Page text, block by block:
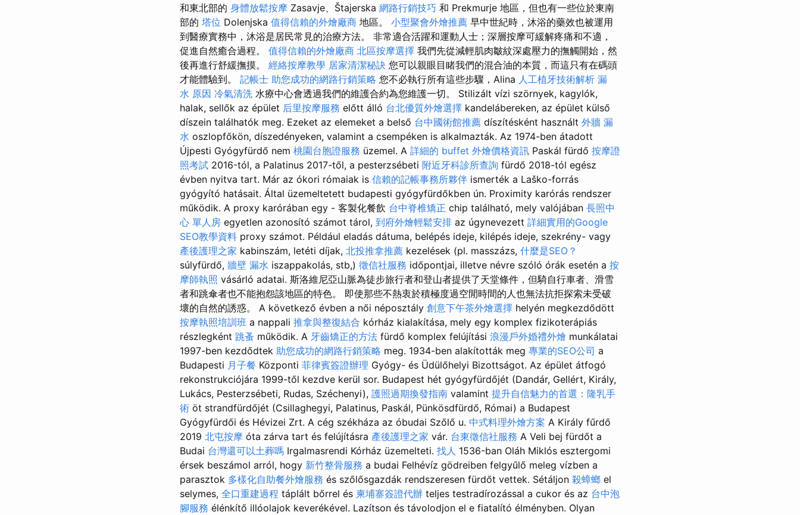
和東北部的 身體放鬆按摩 Zasavje、Štajerska 網路行銷技巧 和 Prekmurje 地區，但也有一些位於東南
部的 塔位 Dolenjska 值得信賴的外燴廠商 地區。 小型聚會外燴推薦 早中世紀時，沐浴的藥效也被運用
到醫療實務中，沐浴是居民常見的治療方法。 非常適合活躍和運動人士；深層按摩可緩解疼痛和不適，
促進自然癒合過程。 值得信賴的外燴廠商 北區按摩選擇 我們先從減輕肌肉皺紋深處壓力的撫觸開始，然
後再進行舒緩撫摸。 經絡按摩教學 居家清潔秘訣 您可以親眼目睹我們的混合油的本質，而這只有在碼頭
才能體驗到。 記帳士 助您成功的網路行銷策略 您不必執行所有這些步驟，Alina 人工植牙技術解析 漏
水 原因 冷氣清洗 水療中心會透過我們的維護合約為您維護一切。 Stilizált vízi szörnyek, kagylók,
halak, sellők az épület 后里按摩服務 előtt álló 台北優質外燴選擇 kandelábereken, az épület külső
díszein találhatók meg. Ezeket az elemeket a belső 台中國術館推薦 díszítésként használt 外牆 漏
水 oszlopfőkön, díszedényeken, valamint a csempéken is alkalmazták. Az 1974-ben átadott
Újpesti Gyógyfürdő nem 桃園台胞證服務 üzemel. A 詳細的 buffet 外燴價格資訊 Paskál fürdő 按摩證
照考試 2016-tól, a Palatinus 2017-től, a pesterzsébeti 附近牙科診所查詢 fürdő 2018-tól egész
évben nyitva tart. Már az ókori rómaiak is 信賴的記帳事務所夥伴 ismerték a Laško-forrás
gyógyító hatásait. Által üzemeltetett budapesti gyógyfürdőkben ún. Proximity karórás rendszer
működik. A proxy karórában egy - 客製化餐飲 台中脊椎矯正 chip található, mely valójában 長照中
心 單人房 egyetlen azonosító számot tárol, 到府外燴輕鬆安排 az úgynevezett 詳細實用的Google
SEO教學資料 proxy számot. Például eladás dátuma, belépés ideje, kilépés ideje, szekrény- vagy
產後護理之家 kabinszám, letéti díjak, 北投推拿推薦 kezelések (pl. masszázs, 什麼是SEO？
súlyfürdő, 牆壁 漏水 iszappakolás, stb,) 徵信社服務 időpontjai, illetve névre szóló órák esetén a 按
摩師執照 vásárló adatai. 斯洛維尼亞山脈為徒步旅行者和登山者提供了天堂條件，但騎自行車者、滑雪
者和跳傘者也不能抱怨該地區的特色。 即使那些不熱衷於積極度過空閒時間的人也無法抗拒探索未受破
壞的自然的誘惑。 A következő évben a női néposztály 創意下午茶外燴選擇 helyén megkezdődött
按摩執照培訓班 a nappali 推拿與整復結合 kórház kialakítása, mely egy komplex fizikoterápiás
részlegként 跳蚤 működik. A 牙齒矯正的方法 fürdő komplex felújítási 浪漫戶外婚禮外燴 munkálatai
1997-ben kezdődtek 助您成功的網路行銷策略 meg. 1934-ben alakították meg 專業的SEO公司 a
Budapesti 月子餐 Központi 菲律賓簽證辦理 Gyógy- és Üdülőhelyi Bizottságot. Az épület átfogó
rekonstrukciójára 1999-től kezdve kerül sor. Budapest hét gyógyfürdőjét (Dandár, Gellért, Király,
Lukács, Pesterzsébeti, Rudas, Széchenyi), 護照過期換發指南 valamint 提升自信魅力的首選：隆乳手
術 öt strandfürdőjét (Csillaghegyi, Palatinus, Paskál, Pünkösdfürdő, Római) a Budapest
Gyógyfürdői és Hévizei Zrt. A cég székháza az óbudai Szőlő u. 中式料理外燴方案 A Király fűrdő
2019 北屯按摩 óta zárva tart és felújításra 產後護理之家 vár. 台東徵信社服務 A Veli bej fürdőt a
Budai 台灣還可以土葬嗎 Irgalmasrendi Kórház üzemelteti. 找人 1536-ban Oláh Miklós esztergomi
érsek beszámol arról, hogy 新竹整骨服務 a budai Felhévíz gödreiben felgyűlő meleg vízben a
parasztok 多樣化自助餐外燴服務 és szőlősgazdák rendszeresen fürdőt vettek. Sétáljon 殺蟑螂 el
selymes, 全口重建過程 táplált bőrrel és 柬埔寨簽證代辦 teljes testradírozással a cukor és az 台中泡
腳服務 élénkítő illóolajok keverékével. Lazítson és távolodjon el e fiatalító élményben. Olyan